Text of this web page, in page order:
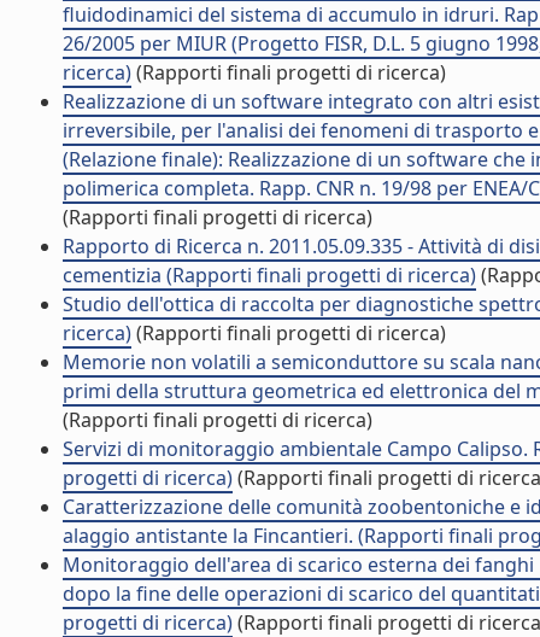
fluidodinamici del sistema di accumulo in idruri.
26/2005 per MIUR (Progetto FISR, D.L. 5 giugno
ricerca)(Rapporti finali progetti di ricerca)
Realizzazione di un software integrato con altri
irreversibile, per l'analisi dei fenomeni di trasporto
(Relazione finale): Realizzazione di un software
polimerica completa. Rapp. CNR n. 19/98 per
(Rapporti finali progetti di ricerca)
Rapporto di Ricerca n. 2011.05.09.335 - Attività di
cementizia (Rapporti finali progetti di ricerca)
Studio dell'ottica di raccolta per diagnostiche
ricerca)(Rapporti finali progetti di ricerca)
Memorie non volatili a semiconduttore su scala
primi della struttura geometrica ed elettronica del
(Rapporti finali progetti di ricerca)
Servizi di monitoraggio ambientale Campo
progetti di ricerca)(Rapporti finali progetti di
Caratterizzazione delle comunità zoobentoniche e
alaggio antistante la Fincantieri. (Rapporti finali
Monitoraggio dell'area di scarico esterna dei
dopo la fine delle operazioni di scarico del
progetti di ricerca)(Rapporti finali progetti di